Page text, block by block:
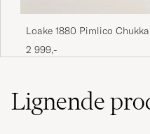
Loake 1880 Pimlico
Dark Brown Suede
2 999,-
Lignende